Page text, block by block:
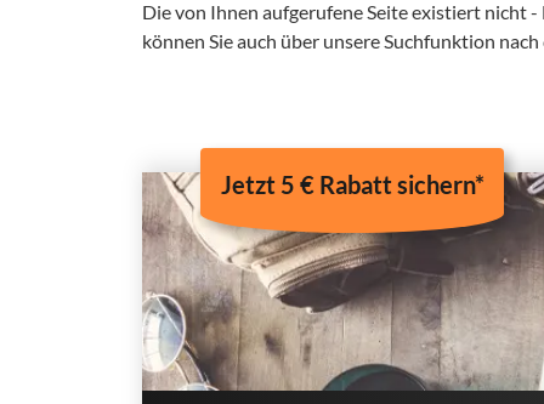
Die von Ihnen aufgerufene Seite existiert nicht
können Sie auch über unsere Suchfunktion
Jetzt 5 € Rabatt sichern*